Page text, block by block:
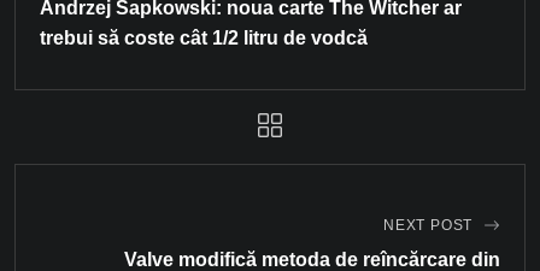
Andrzej Sapkowski: noua carte The Witcher ar
trebui să coste cât 1/2 litru de vodcă
NEXT POST
Valve modifică metoda de reîncărcare din